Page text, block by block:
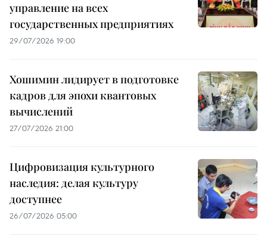
управление на всех
государственных предприятиях
29/07/2026 19:00
Хошимин лидирует в подготовке
кадров для эпохи квантовых
вычислений
27/07/2026 21:00
Цифровизация культурного
наследия: делая культуру
доступнее
26/07/2026 05:00